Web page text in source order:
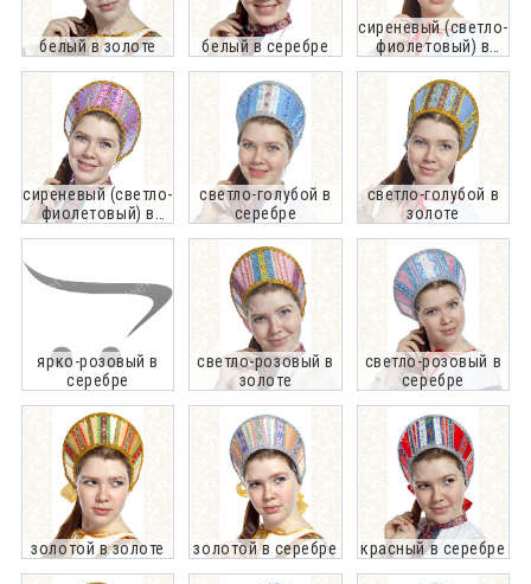
белый в золоте белый в серебре
сиреневый (светло-
фиолетовый) в
сиреневый (светло-
фиолетовый) в
светло-голубой в
серебре
светло-голубой в
золоте
ярко-розовый в
серебре
светло-розовый в
золоте
светло-розовый в
серебре
золотой в золоте золотой в серебре красный в серебре